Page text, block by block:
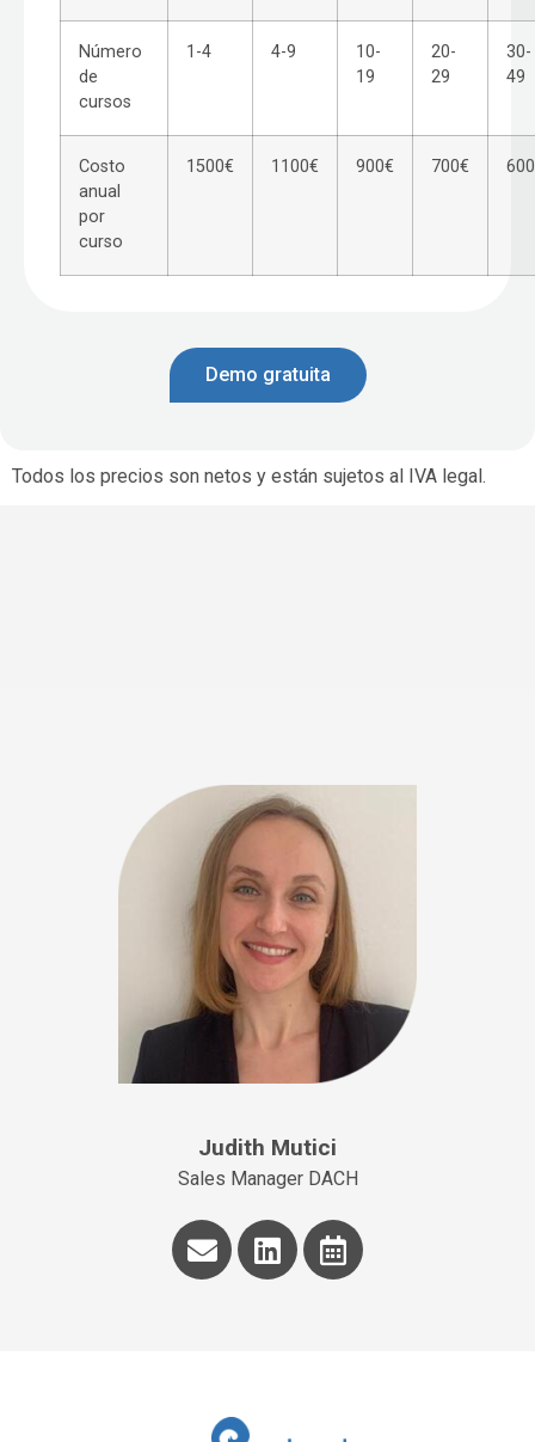
Número
de
cursos
1-4 4-9
10-
19
20-
29
30-
49
Costo
anual
por
curso
1500€ 1100€ 900€ 700€
Demo gratuita
Todos los precios son netos y están sujetos al IVA legal.
Judith Mutici
Sales Manager DACH